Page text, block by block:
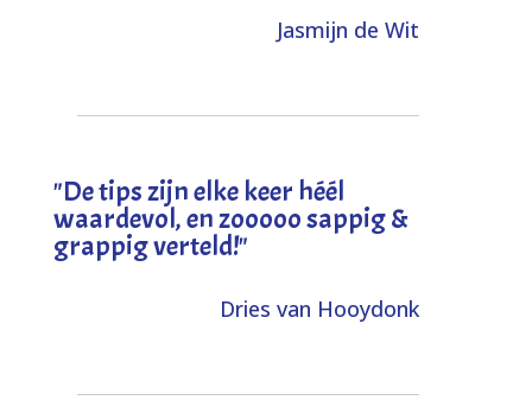
Jasmijn de Wit
"De tips zijn elke keer héél
waardevol, en zooooo sappig &
grappig verteld!"
Dries van Hooydonk